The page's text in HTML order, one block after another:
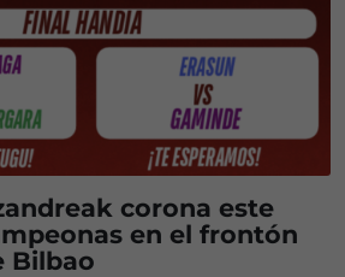
corona este
en el frontón
Bilbao